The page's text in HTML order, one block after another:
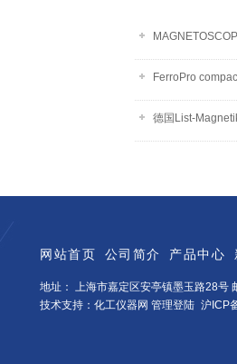
FerroPro
德国List-
网站首页 公司简介 产品中心
地址： 上海市嘉定区安亭镇墨玉路28号
技术支持：化工仪器网 管理登陆 沪ICP